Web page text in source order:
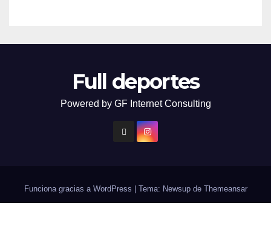
Full deportes
Powered by GF Internet Consulting
Funciona gracias a WordPress Tema: Newsup de Themeansar